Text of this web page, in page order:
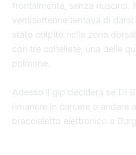
frontalmente, senza riuscirci.
ventisettenne tentava di
stato colpito nella zona
con tre coltellate, una delle
polmone.
Adesso il gip deciderà se Di
rimanere in carcere o andare
braccialetto elettronico a